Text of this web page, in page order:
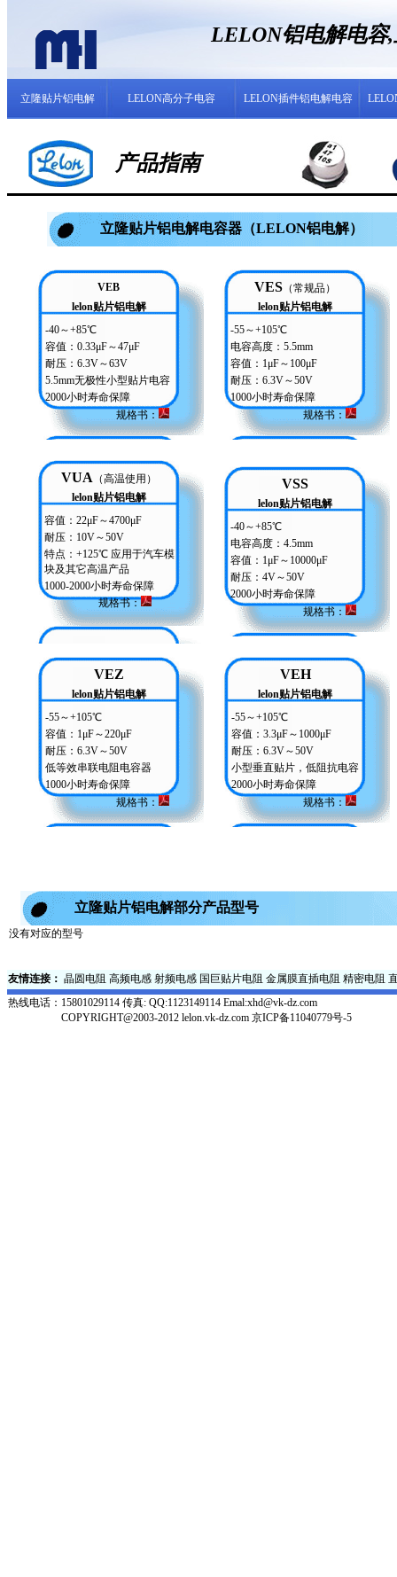
LELON铝电解电容
立隆贴片铝电解 LELON高分子电容 LELON插件铝电解电容
产品指南
立隆贴片铝电解电容器（LELON铝电解）
VEB
lelon贴片铝电解
-40～+85℃
容值：0.33μF～47μF
耐压：6.3V～63V
5.5mm无极性小型贴片电容
2000小时寿命保障
规格书：
VES（常规品）
lelon贴片铝电解
-55～+105℃
电容高度：5.5mm
容值：1μF～100μF
耐压：6.3V～50V
1000小时寿命保障
规格书：
VUA （高温使用）
lelon贴片铝电解
容值：22μF～4700μF
耐压：10V～50V
特点：+125℃ 应用于汽车模
块及其它高温产品
1000-2000小时寿命保障
规格书：
VSS
lelon贴片铝电解
-40～+85℃
电容高度：4.5mm
容值：1μF～10000μF
耐压：4V～50V
2000小时寿命保障
规格书：
VEZ
lelon贴片铝电解
-55～+105℃
容值：1μF～220μF
耐压：6.3V～50V
低等效串联电阻电容器
1000小时寿命保障
规格书：
VEH
lelon贴片铝电解
-55～+105℃
容值：3.3μF～1000μF
耐压：6.3V～50V
小型垂直贴片，低阻抗电容
2000小时寿命保障
规格书：
立隆贴片铝电解部分产品型号
没有对应的型号
友情连接： 晶圆电阻 高频电感 射频电感 国巨贴片电阻 金属膜直插电阻 精密电阻
热线电话： 15801029114 传真: QQ:1123149114 Emal:xhd@vk-dz.com
COPYRIGHT@2003-2012 lelon.vk-dz.com 京ICP备11040779号-5